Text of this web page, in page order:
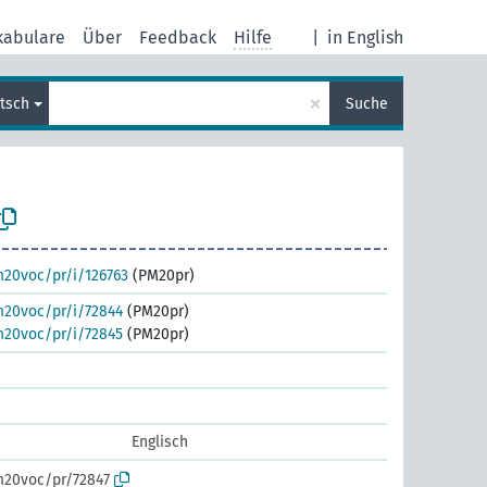
in English
Über Feedback Hilfe
× Suche
pr/i/126763 (PM20pr)
pr/i/72844 (PM20pr)
pr/i/72845 (PM20pr)
Englisch
pr/72847